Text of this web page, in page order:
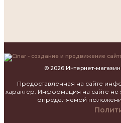
© 2026 Интернет-
Предоставленная на сайте
характер. Информация на сайте
определяемой